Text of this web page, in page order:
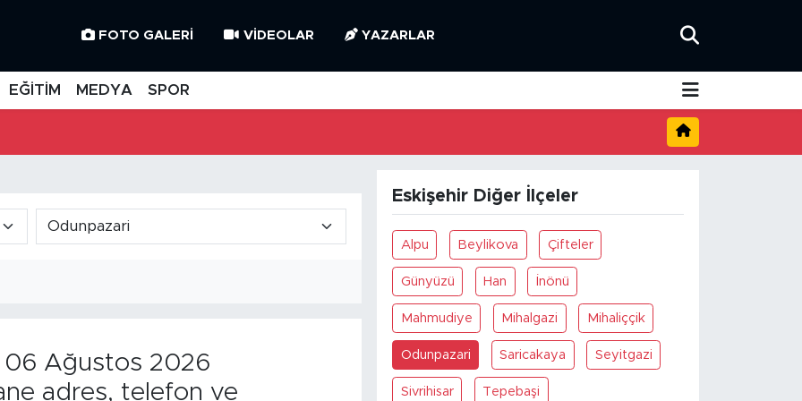
FOTO GALERI VIDEOLAR YAZARLAR
EĞİTİM MEDYA SPOR
06 Ağustos 2026
adres, telefon ve
Eskişehir Diğer İlçeler
Alpu Beylikova Çifteler
Günyüzü Han İnönü
Mahmudiye Mihalgazi Mihaliççik
Odunpazari Saricakaya Seyitgazi
Sivrihisar Tepebaşi